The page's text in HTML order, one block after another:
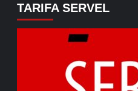
TARIFA SERVEL